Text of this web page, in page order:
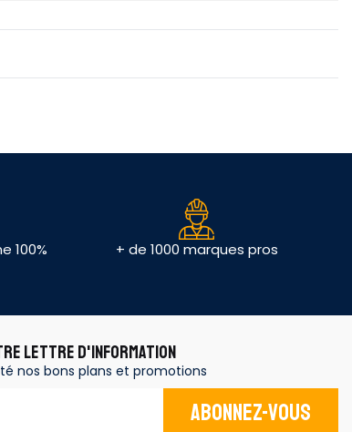
100%
+ de 1000 marques pros
LETTRE D'INFORMATION
nos bons plans et promotions
Abonnez-vous